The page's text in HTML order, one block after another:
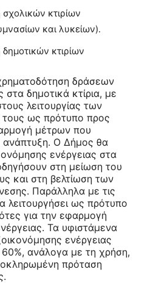
κτιρίων
και λυκείων).
κτιρίων
δράσεων
δημοτικά κτίρια, με
λειτουργίας των
τους ως πρότυπο προς
μέτρων που
ανάπτυξη. Ο Δήμος θα
ενέργειας στα
στη μείωση του
και στη βελτίωση των
Παράλληλα με τις
λειτουργήσει ως πρότυπο
για την εφαρμογή
Τα υφιστάμενα
ενέργειας
ανάλογα με τη χρήση,
πρόταση